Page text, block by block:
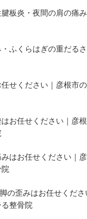
板炎・夜間の肩の痛
・ふくらはぎの重だる
せください｜彦根市
お任せください｜彦
はお任せください｜
の歪みはお任せくだ
整骨院